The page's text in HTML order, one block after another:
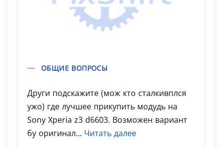
ОБЩИЕ ВОПРОСЫ
Други подскажите (мож кто сталкивплся
ужо) где лучшее прикупить модудь на
Sony Xperia z3 d6603. Возможен вариант
бу оригинал... Читать далее